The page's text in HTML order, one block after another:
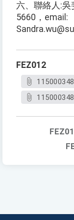
六、聯絡人:
5660，email:
FEZ012